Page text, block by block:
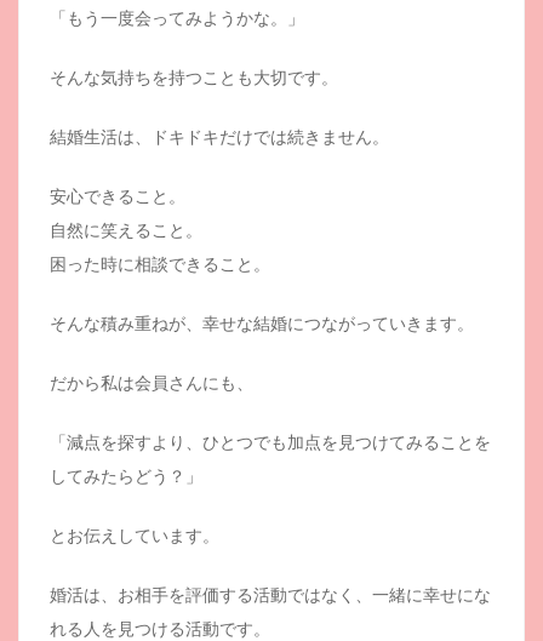
「もう一度会ってみようかな。」
そんな気持ちを持つことも大切です。
結婚生活は、ドキドキだけでは続きません。
安心できること。
自然に笑えること。
困った時に相談できること。
そんな積み重ねが、幸せな結婚につながっていきます。
だから私は会員さんにも、
「減点を探すより、ひとつでも加点を見つけてみることを
してみたらどう？」
とお伝えしています。
婚活は、お相手を評価する活動ではなく、一緒に幸せにな
れる人を見つける活動です。